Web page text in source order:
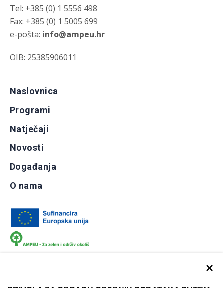
×
Tel: +385 (0) 1 5556 498
Fax: +385 (0) 1 5005 699
e-pošta: info@ampeu.hr
OIB: 25385906011
Naslovnica
Programi
Natječaji
Novosti
Događanja
O nama